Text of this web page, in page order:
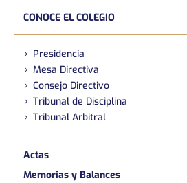
CONOCE EL COLEGIO
Presidencia
Mesa Directiva
Consejo Directivo
Tribunal de Disciplina
Tribunal Arbitral
Actas
Memorias y Balances